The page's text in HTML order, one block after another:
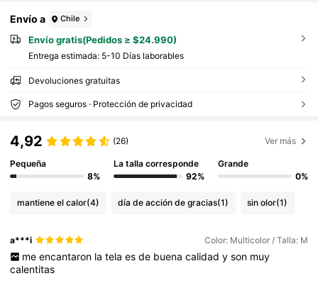
Envío a Chile
Envío gratis(Pedidos ≥ $24.990)
Entrega estimada: 5-10 Días laborables
Devoluciones gratuitas
Pagos seguros · Protección de privacidad
4,92 (26) Ver más
Pequeña
8%
La talla corresponde
92%
Grande
0%
mantiene el calor(4) día de acción de gracias(1) sin olor(1)
a***i Color: Multicolor / Talla: M
me encantaron la tela es de buena calidad y son muy
calentitas